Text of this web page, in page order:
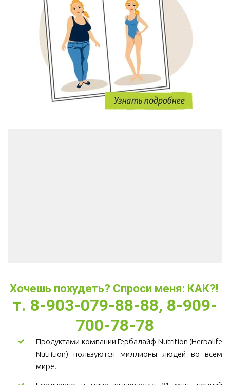
Хочешь похудеть? Спроси меня: КАК?!
т. 8-903-079-88-88, 8-909-
700-78-78
Продуктами компании Гербалайф Nutrition (Herbalife
Nutrition) пользуются миллионы людей во всем
мире.